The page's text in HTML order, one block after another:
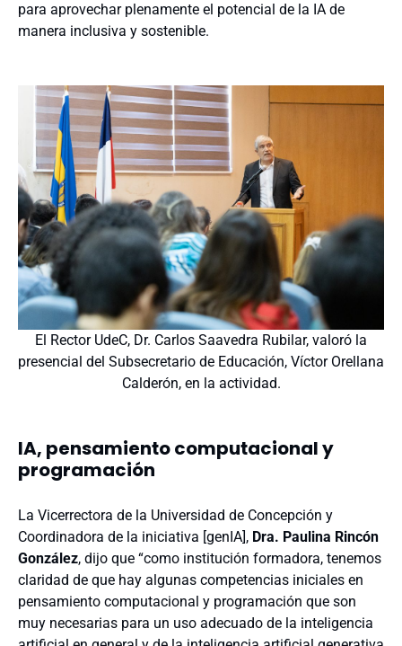
para aprovechar plenamente el potencial de la IA de
manera inclusiva y sostenible.
El Rector UdeC, Dr. Carlos Saavedra Rubilar, valoró la
presencial del Subsecretario de Educación, Víctor Orellana
Calderón, en la actividad.
IA, pensamiento computacional y
programación
La Vicerrectora de la Universidad de Concepción y
Coordinadora de la iniciativa [genIA], Dra. Paulina Rincón
González, dijo que “como institución formadora, tenemos
claridad de que hay algunas competencias iniciales en
pensamiento computacional y programación que son
muy necesarias para un uso adecuado de la inteligencia